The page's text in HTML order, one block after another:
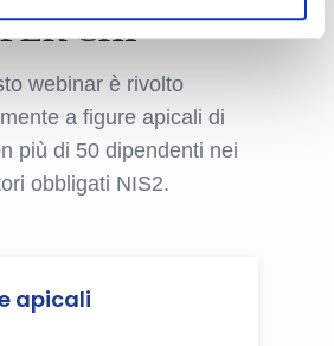
PER CHI
webinar è rivolto
a figure apicali di
più di 50 dipendenti nei
obbligati NIS2.
apicali